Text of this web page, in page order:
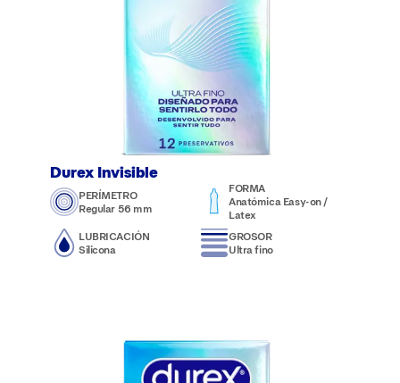
Durex Invisible
PERÍMETRO
Regular 56 mm
FORMA
Anatómica Easy-on /
Latex
LUBRICACIÓN
Silicona
GROSOR
Ultra fino